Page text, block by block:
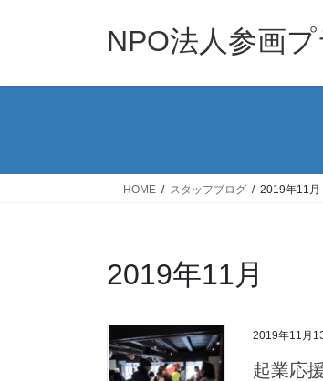
NPO法人参画
HOME スタッフブログ 2019年11月
2019年11月
2019年11月
起業応